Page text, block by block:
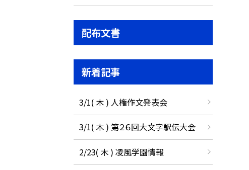
配布文書
新着記事
3/1( 木 ) 人権作文発表会
3/1( 木 ) 第２６回大文字駅伝大会
2/23( 木 ) 凌風学園情報